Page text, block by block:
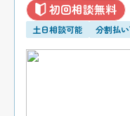
初回相談無料
土日相談可能 分割払